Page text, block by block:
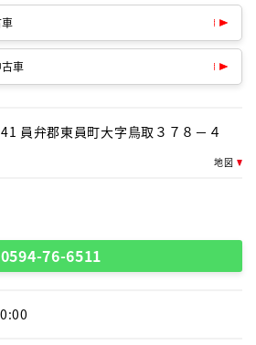
車
員弁郡東員町大字鳥取３７８－４
地図
0594-76-6511